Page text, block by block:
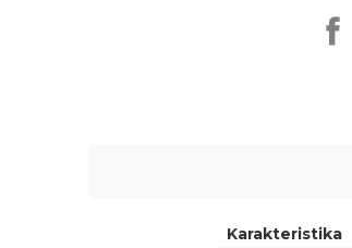
Karakteristika